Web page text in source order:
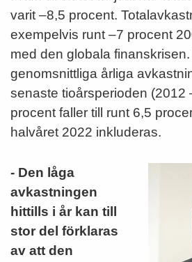
varit –8,5 procent.
exempelvis runt –7 procent
med den globala
genomsnittliga årliga
senaste tioårsperioden (2012
procent faller till runt 6,5
halvåret 2022 inkluderas.
- Den låga
avkastningen
hittill s i år kan till
stor del förklaras
av att den